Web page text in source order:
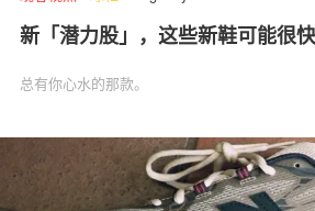
新「潜力股」，这些新鞋可能很
总有你心水的那款。